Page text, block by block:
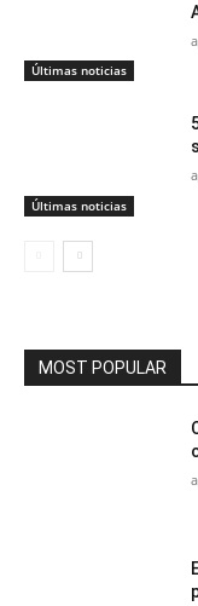
Últimas noticias
Últimas noticias
MOST POPULAR